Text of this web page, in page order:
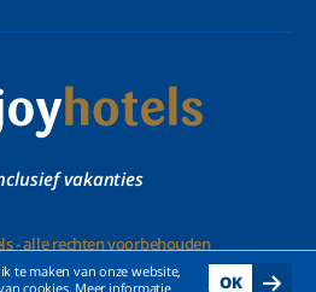
te maken van onze website,
cookies. Meer informatie
OK
vakanties
- alle rechten voorbehouden